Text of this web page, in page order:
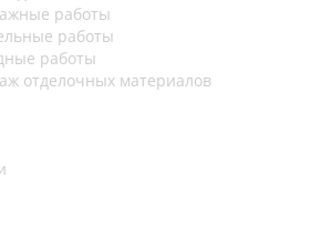
работы
работы
работы
отделочных материалов